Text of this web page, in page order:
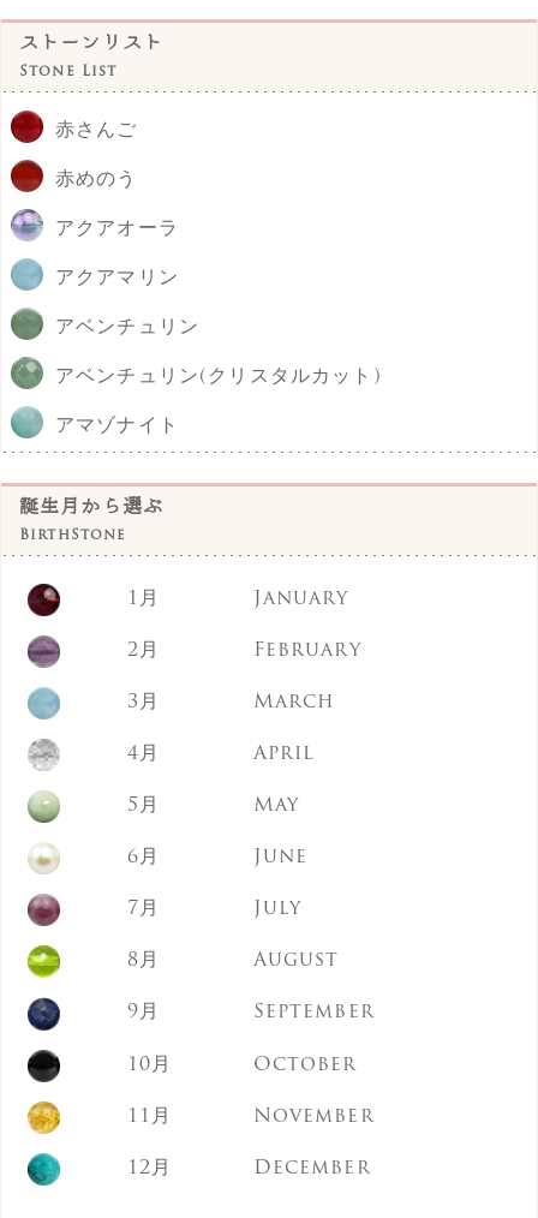
ストーンリスト
Stone List
赤さんご
赤めのう
アクアオーラ
アクアマリン
アベンチュリン
アベンチュリン(クリスタルカット)
アマゾナイト
イエロークォーツァイト
オレンジムーンストーン
オーロラオーラ
オーロラオーラ(クリスタルカット)
カイヤナイト
ガーネット
くじゃくめのう
クラック水晶
クリソコラ
グリーンめのう
誕生月から選ぶ
BirthStone
1月 January
2月 February
3月 March
4月 April
5月 May
6月 June
7月 July
8月 August
9月 September
10月 October
11月 November
12月 December